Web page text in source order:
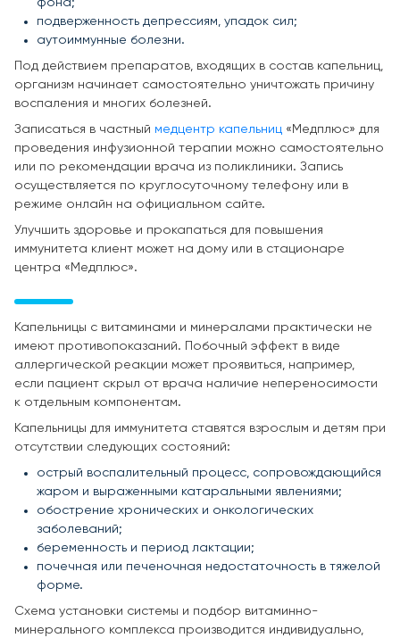
подверженность депрессиям, упадок сил;
аутоиммунные болезни.
Под действием препаратов, входящих в состав капельниц,
организм начинает самостоятельно уничтожать причину
воспаления и многих болезней.
Записаться в частный медцентр капельниц «Медплюс» для
проведения инфузионной терапии можно самостоятельно
или по рекомендации врача из поликлиники. Запись
осуществляется по круглосуточному телефону или в
режиме онлайн на официальном сайте.
Улучшить здоровье и прокапаться для повышения
иммунитета клиент может на дому или в стационаре
центра «Медплюс».
Капельницы с витаминами и минералами практически не
имеют противопоказаний. Побочный эффект в виде
аллергической реакции может проявиться, например,
если пациент скрыл от врача наличие непереносимости
к отдельным компонентам.
Капельницы для иммунитета ставятся взрослым и детям при
отсутствии следующих состояний:
острый воспалительный процесс, сопровождающийся
жаром и выраженными катаральными явлениями;
обострение хронических и онкологических
заболеваний;
беременность и период лактации;
почечная или печеночная недостаточность в тяжелой
форме.
Схема установки системы и подбор витаминно-
минерального комплекса производится индивидуально,